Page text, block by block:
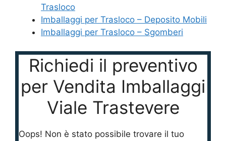
Trasloco
Imballaggi per Trasloco – Deposito Mobili
Imballaggi per Trasloco – Sgomberi
Richiedi il preventivo
per Vendita Imballaggi
Viale Trastevere
Oops! Non è stato possibile trovare il tuo